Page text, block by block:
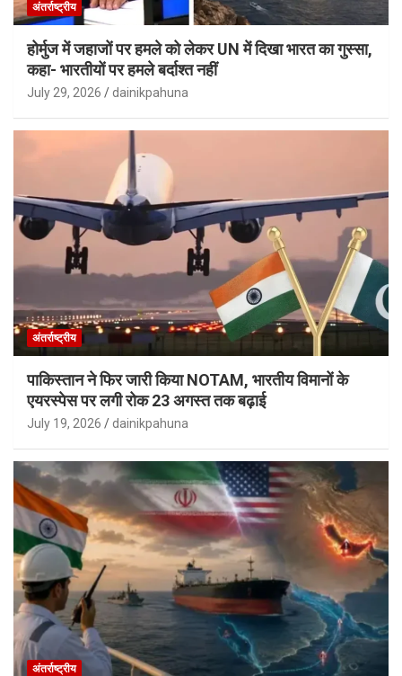
अंतर्राष्ट्रीय
होर्मुज में जहाजों पर हमले को लेकर UN में दिखा भारत का गुस्सा,
कहा- भारतीयों पर हमले बर्दाश्त नहीं
July 29, 2026 dainikpahuna
अंतर्राष्ट्रीय
पाकिस्तान ने फिर जारी किया NOTAM, भारतीय विमानों के
एयरस्पेस पर लगी रोक 23 अगस्त तक बढ़ाई
July 19, 2026 dainikpahuna
अंतर्राष्ट्रीय